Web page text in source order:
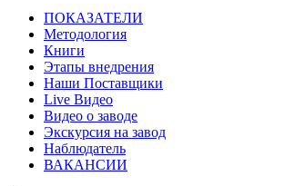
ПОКАЗАТЕЛИ
Методология
Книги
Этапы внедрения
Наши Поставщики
Live Видео
Видео о заводе
Экскурсия на завод
Наблюдатель
ВАКАНСИИ